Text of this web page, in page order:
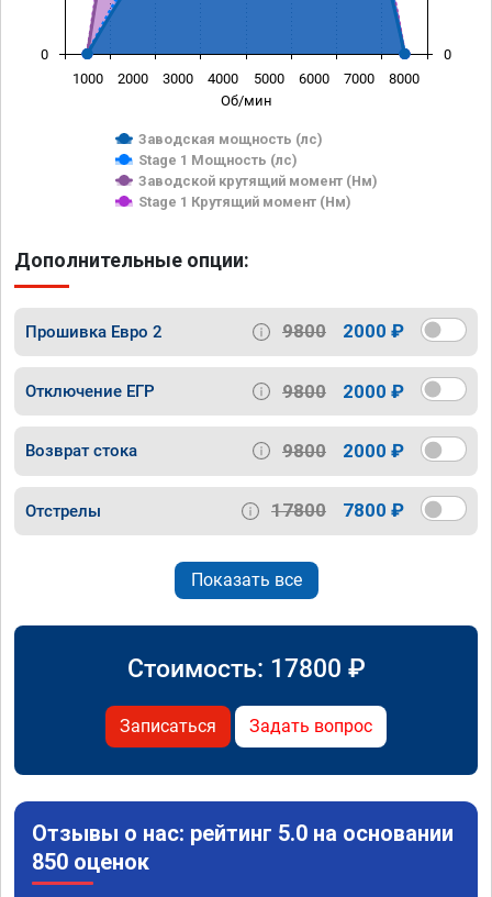
Об/мин
Заводская мощность (лс)
Stage 1 Мощность (лс)
Заводской крутящий момент (Нм)
Stage 1 Крутящий момент (Нм)
1000 2000 3000 4000 5000 6000 7000 8000
0 0
Дополнительные опции:
Прошивка Евро 2 9800 2000 ₽
Отключение ЕГР 9800 2000 ₽
Возврат стока 9800 2000 ₽
Отстрелы 17800 7800 ₽
Показать все
Стоимость: 17800 ₽
Записаться Задать вопрос
Отзывы о нас: рейтинг 5.0 на основании
850 оценок